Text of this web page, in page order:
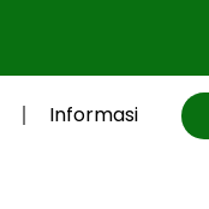
Informasi